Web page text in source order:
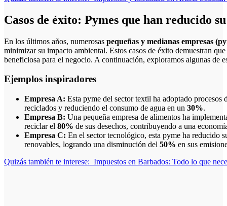
Casos de éxito: Pymes que han reducido
En los últimos años, numerosas pequeñas y medianas empresas
minimizar su impacto ambiental. Estos casos de éxito demuestran
beneficiosa para el negocio. A continuación, exploramos algunas de
Ejemplos inspiradores
Empresa A: Esta pyme del sector textil ha adoptado
reciclados y reduciendo el consumo de agua en un 30%.
Empresa B: Una pequeña empresa de alimentos ha
reciclar el 80% de sus desechos, contribuyendo a una
Empresa C: En el sector tecnológico, esta pyme ha reducido
renovables, logrando una disminución del 50% en sus
Quizás también te interese: Impuestos en Barbados: Todo lo que